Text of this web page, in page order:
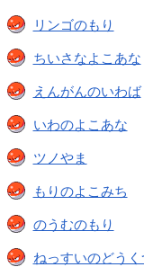
リンゴのもり
ちいさなよこあな
えんがんのいわば
いわのよこあな
ツノやま
もりのよこみち
のうむのもり
ねっすいのどうく